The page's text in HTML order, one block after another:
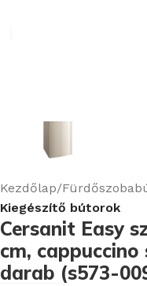
Kezdőlap
Kiegészítő bútorok
Cersanit Easy
cm,
darab (s573-